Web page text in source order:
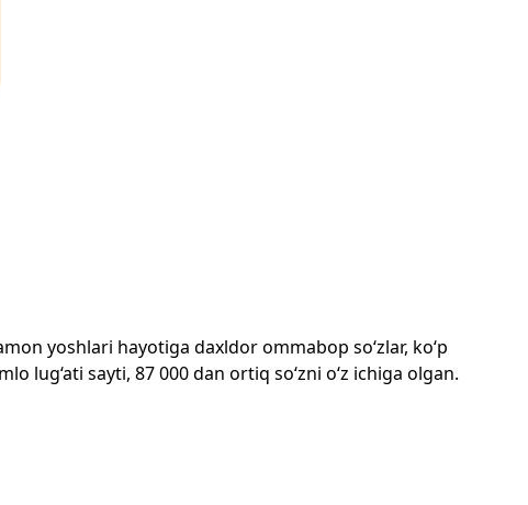
yoshlari hayotiga daxldor ommabop so‘zlar, ko‘p
lug‘ati sayti, 87 000 dan ortiq so‘zni o‘z ichiga olgan.